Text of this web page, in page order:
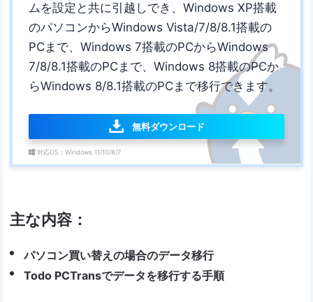
ムを設定と共に引越しでき、Windows XP搭載
のパソコンからWindows Vista/7/8/8.1搭載の
PCまで、Windows 7搭載のPCからWindows
7/8/8.1搭載のPCまで、Windows 8搭載のPCか
らWindows 8/8.1搭載のPCまで移行できます。
無料ダウンロード
対応OS：Windows 11/10/8/7
主な内容：
パソコン買い替えの場合のデータ移行
Todo PCTransでデータを移行する手順